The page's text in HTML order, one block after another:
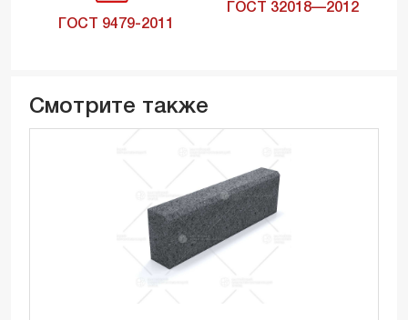
ГОСТ 9479-2011
ГОСТ 32018—2012
Смотрите также